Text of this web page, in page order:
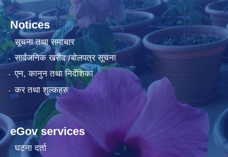
Notices
सूचना तथा समाचार
सार्वजनिक खरीद /बोलपत्र सूचना
एन, कानुन तथा निर्देशिका
कर तथा शुल्कहरु
eGov services
घटना दर्ता